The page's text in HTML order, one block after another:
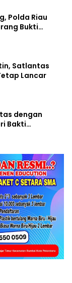
Polda Riau
Bukti
Satlantas
Lancar
dengan
Bakti